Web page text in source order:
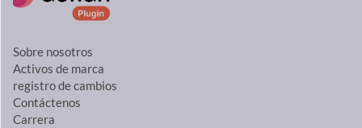
Sobre nosotros
Activos de marca
registro de cambios
Contáctenos
Carrera